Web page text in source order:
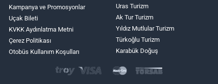
Kampanya ve Promosyonlar
Uçak Bileti
KVKK Aydınlatma Metni
Çerez Politikası
Otobüs Kullanım Koşulları
Uras Turizm
Ak Tur Turizm
Yıldız Mutlular Turizm
Türkoğlu Turizm
Karabük Doğuş